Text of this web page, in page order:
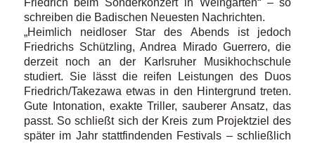
schreiben die Badischen Neuesten Nachrichten.
„Heimlich neidloser Star des Abends ist jedoch
Friedrichs Schützling, Andrea Mirado Guerrero, die
derzeit noch an der Karlsruher Musikhochschule
studiert. Sie lässt die reifen Leistungen des Duos
Friedrich/Takezawa etwas in den Hintergrund treten.
Gute Intonation, exakte Triller, sauberer Ansatz, das
passt. So schließt sich der Kreis zum Projektziel des
später im Jahr stattfindenden Festivals – schließlich